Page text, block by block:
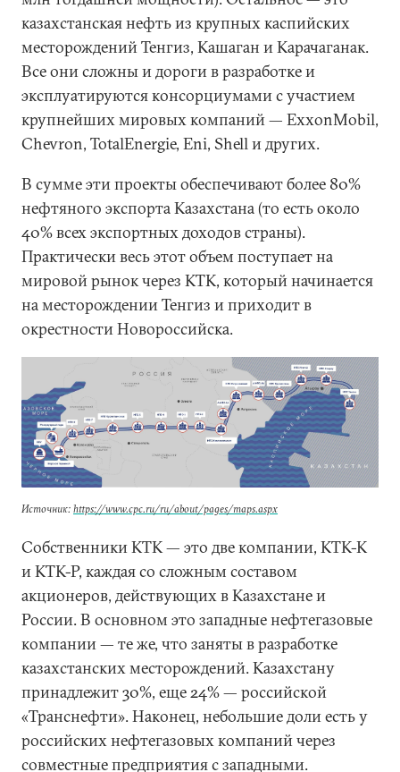
казахстанская нефть из крупных каспийских
месторождений Тенгиз, Кашаган и Карачаганак.
Все они сложны и дороги в разработке и
эксплуатируются консорциумами с участием
крупнейших мировых компаний — ExxonMobil,
Chevron, TotalEnergie, Eni, Shell и других.
В сумме эти проекты обеспечивают более 80%
нефтяного экспорта Казахстана (то есть около
40% всех экспортных доходов страны).
Практически весь этот объем поступает на
мировой рынок через КТК, который начинается
на месторождении Тенгиз и приходит в
окрестности Новороссийска.
Источник: https://www.cpc.ru/ru/about/pages/maps.aspx
Собственники КТК — это две компании, КТК-К
и КТК-Р, каждая со сложным составом
акционеров, действующих в Казахстане и
России. В основном это западные нефтегазовые
компании — те же, что заняты в разработке
казахстанских месторождений. Казахстану
принадлежит 30%, еще 24% — российской
«Транснефти». Наконец, небольшие доли есть у
российских нефтегазовых компаний через
совместные предприятия с западными.